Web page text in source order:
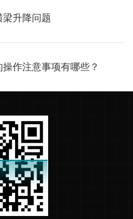
升降问题
作注意事项有哪些？